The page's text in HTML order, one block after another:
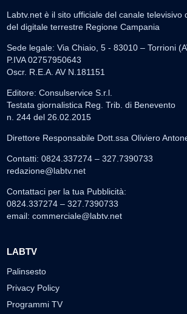
Labtv.net è il sito ufficiale del canale televisivo
del digitale terrestre Regione Campania
Sede legale: Via Chiaio, 5 - 83010 – Torrioni
P.IVA 02757950643
Oscr. R.E.A. AV N.181151
Editore: Consulservice S.r.l.
Testata giornalistica Reg. Trib. di Benevento
n. 244 del 26.02.2015
Direttore Responsabile Dott.ssa Oliviero
Contatti: 0824.337274 – 327.7390733
redazione@labtv.net
Contattaci per la tua Pubblicità:
0824.337274 – 327.7390733
email: commerciale@labtv.net
LABTV
Palinsesto
Privacy Policy
Programmi TV